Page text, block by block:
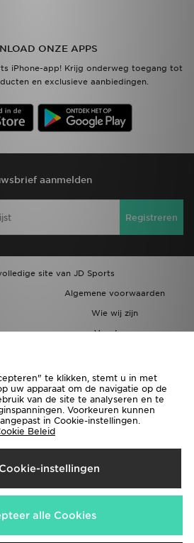
ONZE APPS
iPhone-app! Krijg onderweg toegang tot
en exclusieve aanbiedingen.
aanmelden
Registreren
site van JD Sports
Algemene voorwaarden
Wie wij zijn
Vacatures
Verzenden Naar
de volgende betaalmethoden
te klikken, stemt u in met
uw apparaat om de navigatie op de
van de site te analyseren en te
Voorkeuren kunnen
in Cookie-instellingen.
Beleid
instellingen
alle Cookies